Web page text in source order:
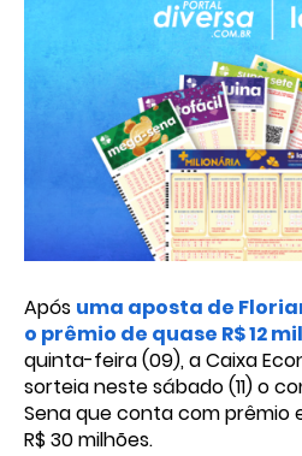
Após uma aposta de
o prêmio de quase R$ 12
quinta-feira (09), a Caixa
sorteia neste sábado (11) o
Sena que conta com prêmio
R$ 30 milhões.